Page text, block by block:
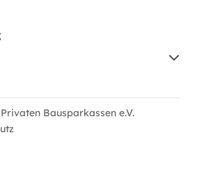
Bausparkassen e.V.